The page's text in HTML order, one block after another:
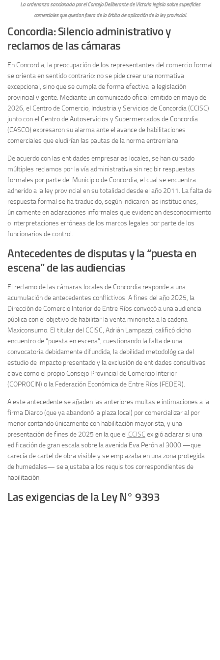
La ordenanza sancionada por el Concejo Deliberante de Victoria legisla sobre superficies
comerciales que quedan fuera de la órbita de aplicación de la ley provincial.
Concordia: Silencio administrativo y
reclamos de las cámaras
En Concordia, la preocupación de los representantes del comercio formal
se orienta en sentido contrario: no se pide crear una normativa
excepcional, sino que se cumpla de forma efectiva la legislación
provincial vigente. Mediante un comunicado oficial emitido en mayo de
2026, el Centro de Comercio, Industria y Servicios de Concordia (CCISC)
junto con el Centro de Autoservicios y Supermercados de Concordia
(CASCO) expresaron su alarma ante el avance de habilitaciones
comerciales que eludirían las pautas de la norma entrerriana.
De acuerdo con las entidades empresarias locales, se han cursado
múltiples reclamos por la vía administrativa sin recibir respuestas
formales por parte del Municipio de Concordia, el cual se encuentra
adherido a la ley provincial en su totalidad desde el año 2011. La falta de
respuesta formal se ha traducido, según indicaron las instituciones,
únicamente en aclaraciones informales que evidencian desconocimiento
o interpretaciones erróneas de los marcos legales por parte de los
funcionarios de control.
Antecedentes de disputas y la “puesta en
escena” de las audiencias
El reclamo de las cámaras locales de Concordia responde a una
acumulación de antecedentes conflictivos. A fines del año 2025, la
Dirección de Comercio Interior de Entre Ríos convocó a una audiencia
pública con el objetivo de habilitar la venta minorista a la cadena
Maxiconsumo. El titular del CCISC, Adrián Lampazzi, calificó dicho
encuentro de “puesta en escena”, cuestionando la falta de una
convocatoria debidamente difundida, la debilidad metodológica del
estudio de impacto presentado y la exclusión de entidades consultivas
clave como el propio Consejo Provincial de Comercio Interior
(COPROCIN) o la Federación Económica de Entre Ríos (FEDER).
A este antecedente se añaden las anteriores multas e intimaciones a la
firma Diarco (que ya abandonó la plaza local) por comercializar al por
menor contando únicamente con habilitación mayorista, y una
presentación de fines de 2025 en la que el CCISC exigió aclarar si una
edificación de gran escala sobre la avenida Eva Perón al 3000 —que
carecía de cartel de obra visible y se emplazaba en una zona protegida
de humedales— se ajustaba a los requisitos correspondientes de
habilitación.
Las exigencias de la Ley N° 9393